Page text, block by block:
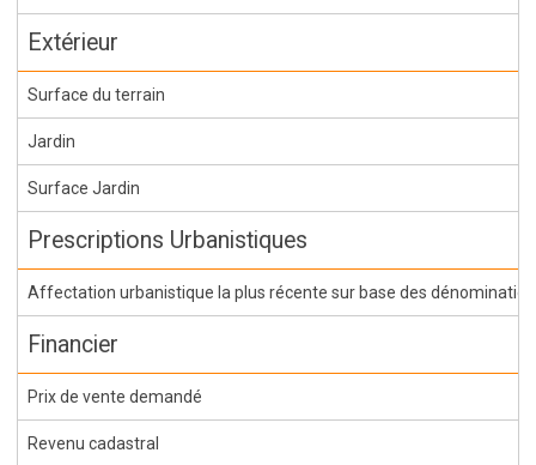
Extérieur
Surface du terrain
Jardin
Surface Jardin
Prescriptions Urbanistiques
Affectation urbanistique la plus récente sur base des
Financier
Prix de vente demandé
Revenu cadastral